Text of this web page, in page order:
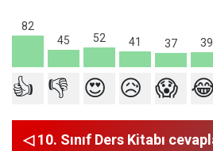
82
45
52 41 37 39
👍 👎 😍 😥 😱
◁ 10. Sınıf Ders Kitabı